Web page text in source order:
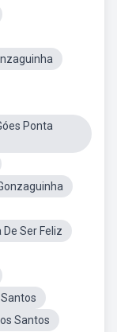
Ponta
Ser Feliz
Santos